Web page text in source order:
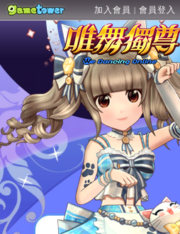
加入會員 | 會員登入